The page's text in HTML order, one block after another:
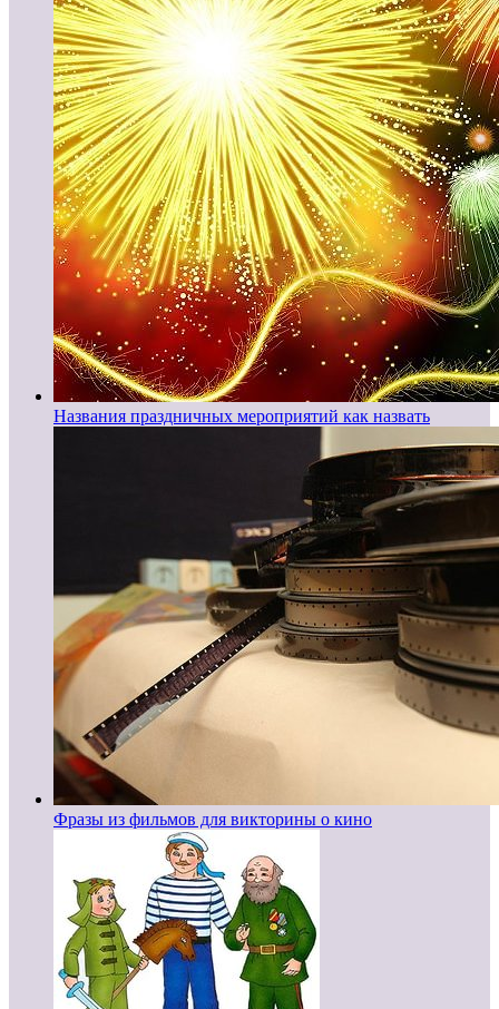
Названия праздничных мероприятий как назвать
Фразы из фильмов для викторины о кино